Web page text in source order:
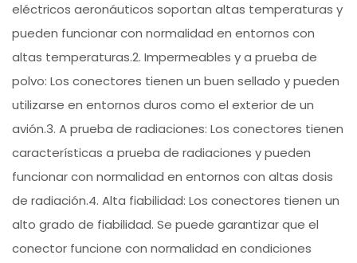
eléctricos aeronáuticos soportan altas temperaturas y
pueden funcionar con normalidad en entornos con
altas temperaturas.2. Impermeables y a prueba de
polvo: Los conectores tienen un buen sellado y pueden
utilizarse en entornos duros como el exterior de un
avión.3. A prueba de radiaciones: Los conectores tienen
características a prueba de radiaciones y pueden
funcionar con normalidad en entornos con altas dosis
de radiación.4. Alta fiabilidad: Los conectores tienen un
alto grado de fiabilidad. Se puede garantizar que el
conector funcione con normalidad en condiciones